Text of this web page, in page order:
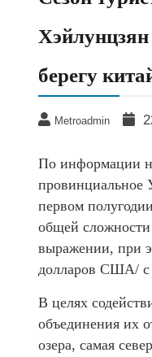
берегу
Metroadmin
По информации
провинциальное
первом
общей
выражении, при
долларов США/ с
В целях
объединения их
озера, самая